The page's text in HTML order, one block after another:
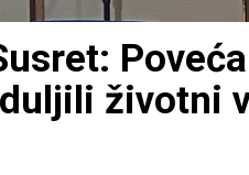
životni